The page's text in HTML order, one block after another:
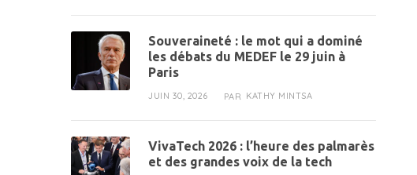
Souveraineté : le mot qui a dominé
les débats du MEDEF le 29 juin à
Paris
JUIN 30, 2026 PAR KATHY MINTSA
VivaTech 2026 : l’heure des palmarès
et des grandes voix de la tech